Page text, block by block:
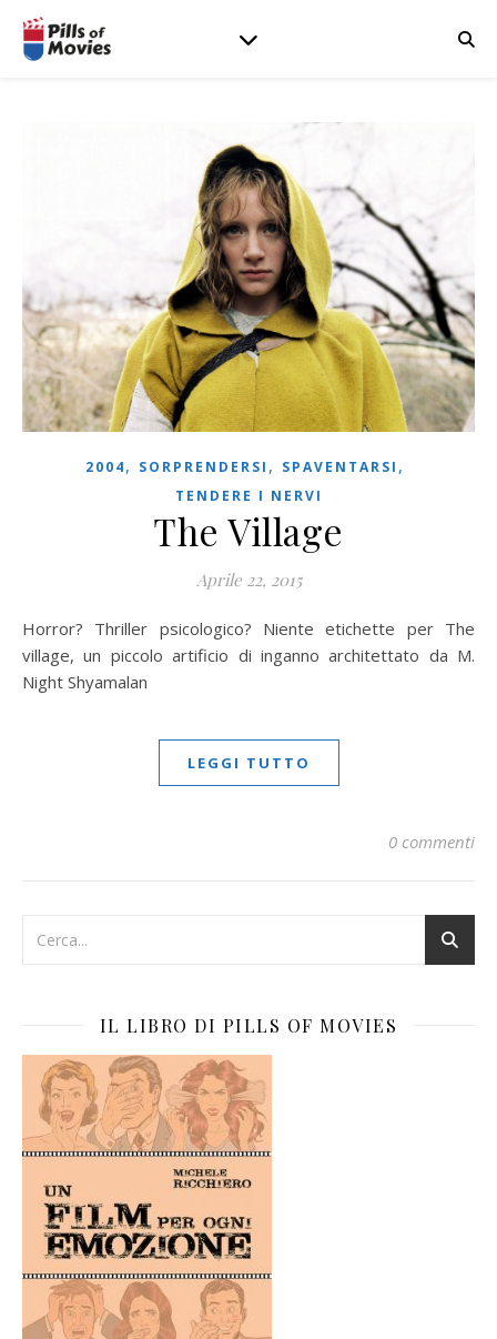
2004, SORPRENDERSI , SPAVENTARSI ,
TENDERE I NERVI
The Village
Aprile 22, 2015
Horror? Thriller psicologico? Niente etichette per The
village, un piccolo artificio di inganno architettato da M.
Night Shyamalan
LEGGI TUTTO
0 commenti
IL LIBRO DI PILLS OF MOVIES